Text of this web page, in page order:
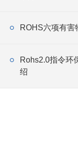
ROHS六项有害
Rohs2.0指令环
绍